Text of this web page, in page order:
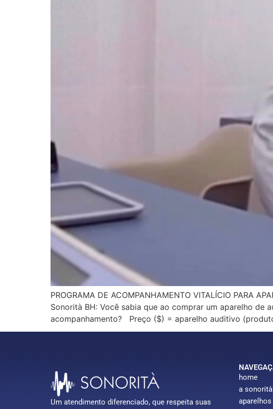
PROGRAMA DE ACOMPANHAMENTO VITALÍCIO PARA
Sonorità BH: Você sabia que ao comprar um aparelho
acompanhamento? Preço ($) = aparelho auditivo
Um atendimento diferenciado, que respeita suas
home
a sonorità